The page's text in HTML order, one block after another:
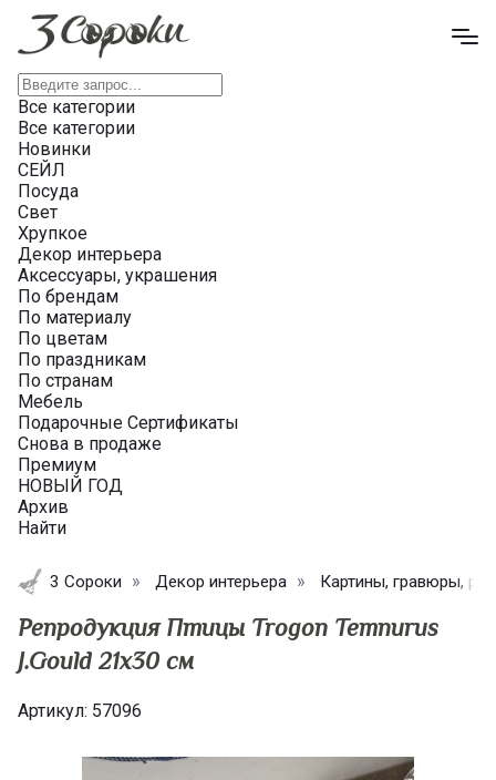
Все категории
Все категории
Новинки
СЕЙЛ
Посуда
Свет
Хрупкое
Декор интерьера
Аксессуары, украшения
По брендам
По материалу
По цветам
По праздникам
По странам
Мебель
Подарочные Сертификаты
Снова в продаже
Премиум
НОВЫЙ ГОД
Архив
Найти
3 Сороки Декор интерьера Картины, гравюры,
Репродукция Птицы Trogon Temnurus
J.Gould 21х30 см
Артикул: 57096